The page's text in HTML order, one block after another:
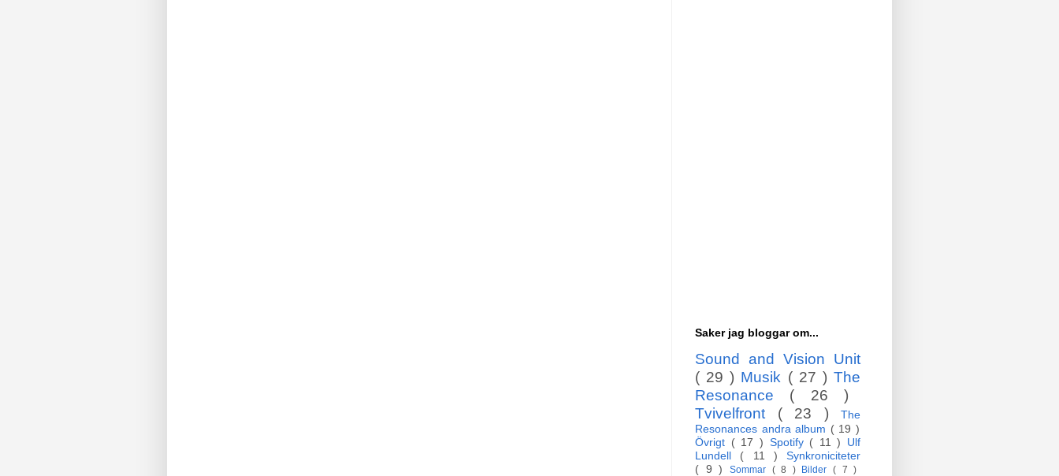
Saker jag bloggar om...
Sound and Vision Unit
( 29 ) Musik ( 27 )The
Resonance ( 26 )
Tvivelfront ( 23 )
The
Resonances andra album ( 19 )
Övrigt ( 17 ) Spotify ( 11 ) Ulf
Lundell ( 11 ) Synkroniciteter
( 9 ) Sommar ( 8 ) Bilder( 7 )